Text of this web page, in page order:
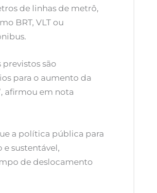
de linhas de metrô,
BRT, VLT ou
são
para o aumento da
afirmou em nota
a política pública para
sustentável,
de deslocamento